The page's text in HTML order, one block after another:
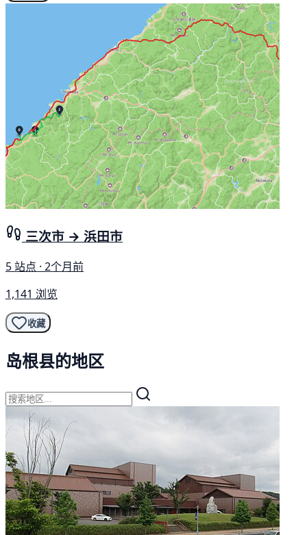
三次市 → 浜田市
5 站点 · 2个月前
1,141 浏览
收藏
岛根县的地区